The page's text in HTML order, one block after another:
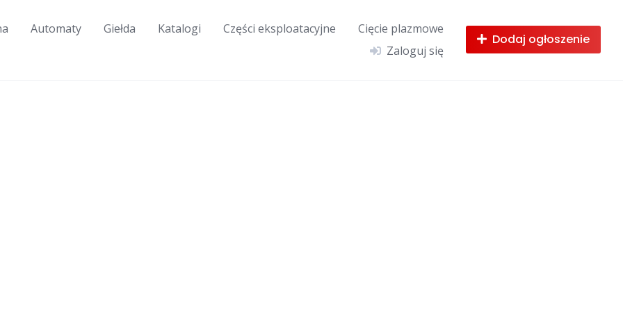
Automaty Giełda Katalogi Części eksploatacyjne
Cięcie plazmowe
Zaloguj się
Dodaj ogłoszenie